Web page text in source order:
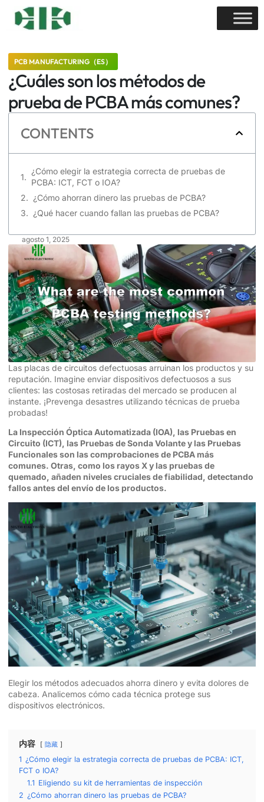
PCB MANUFACTURING（ES）
¿Cuáles son los métodos de
prueba de PCBA más comunes?
CONTENTS
¿Cómo elegir la estrategia correcta de pruebas de
PCBA: ICT, FCT o IOA?
¿Cómo ahorran dinero las pruebas de PCBA?
¿Qué hacer cuando fallan las pruebas de PCBA?
agosto 1, 2025
Las placas de circuitos defectuosas arruinan los productos y su
reputación. Imagine enviar dispositivos defectuosos a sus
clientes: las costosas retiradas del mercado se producen al
instante. ¡Prevenga desastres utilizando técnicas de prueba
probadas!
La Inspección Óptica Automatizada (IOA), las Pruebas en
Circuito (ICT), las Pruebas de Sonda Volante y las Pruebas
Funcionales son las comprobaciones de PCBA más
comunes. Otras, como los rayos X y las pruebas de
quemado, añaden niveles cruciales de fiabilidad, detectando
fallos antes del envío de los productos.
Elegir los métodos adecuados ahorra dinero y evita dolores de
cabeza. Analicemos cómo cada técnica protege sus
dispositivos electrónicos.
内容 隐藏
1 ¿Cómo elegir la estrategia correcta de pruebas de PCBA: ICT,
FCT o IOA?
1.1 Eligiendo su kit de herramientas de inspección
2 ¿Cómo ahorran dinero las pruebas de PCBA?